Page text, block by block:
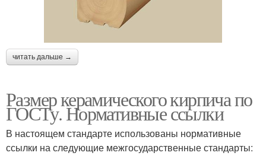
читать дальше →
Размер керамического кирпича по
ГОСТу. Нормативные ссылки
В настоящем стандарте использованы нормативные
ссылки на следующие межгосударственные стандарты: